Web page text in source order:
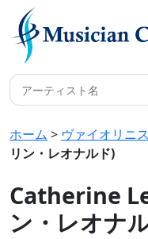
ホーム > ヴァイオリニ
リン・レオナルド)
Catherine
ン・レオナ